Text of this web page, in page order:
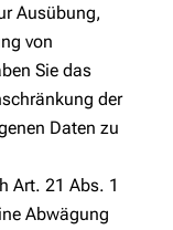
Ausübung,
von
Sie das
der
Daten zu
Art. 21 Abs. 1
Abwägung